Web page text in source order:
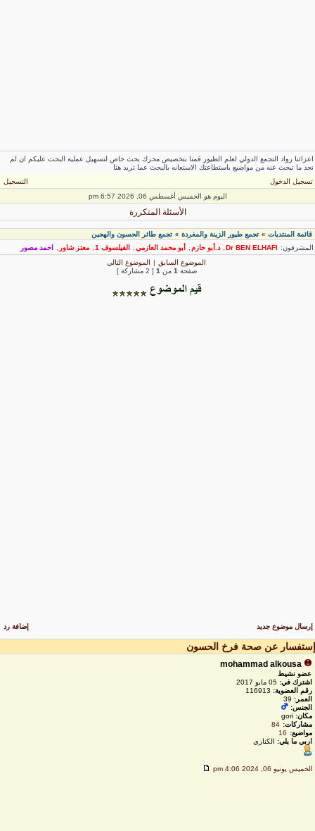
رواد التجمع الدولي لعلم الطيور قمنا بتخصيص محرك بحث خاص لتسهيل عملية البحث عليكم ان لم
ما تبحث عنه من مواضيع باستطاعتك الاستعانه بالبحث عما تريد هنا
تسجيل الدخول
التسجيل
اليوم هو الخميس أغسطس 06, 2026 6:57 pm
الأسئلة المتكررة
قائمة المنتديات» تجمع طيور الزينة والمغردة» تجمع طائر الحسون والهجين
Dr BEN ELHAFI
, د.أبو حازم, أبو محمد العازمي , الفيلسوف 1 , معتز شاور
احمد مصور
الموضوع السابق| الموضوع التالي
صفحة1 من [ 2 مشاركة ]
إرسال موضوع جديد إضافة رد
عن صحة فرخ الحسون
mohammad alkousa
عضو نشيط
اشترك في:05 مايو 2017
رقم العضوية:116913
العمر: 39
الجنس:
مكان:gori
مشاركات:
84
مواضيع:
16
اربي ما يلي:الكناري
الخميس يونيو 06, 2024 4:06 pm